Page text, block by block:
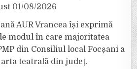
01/08/2026
AUR Vrancea își exprimă
modul în care majoritatea
din Consiliul local Focșani a
teatrală din județ.